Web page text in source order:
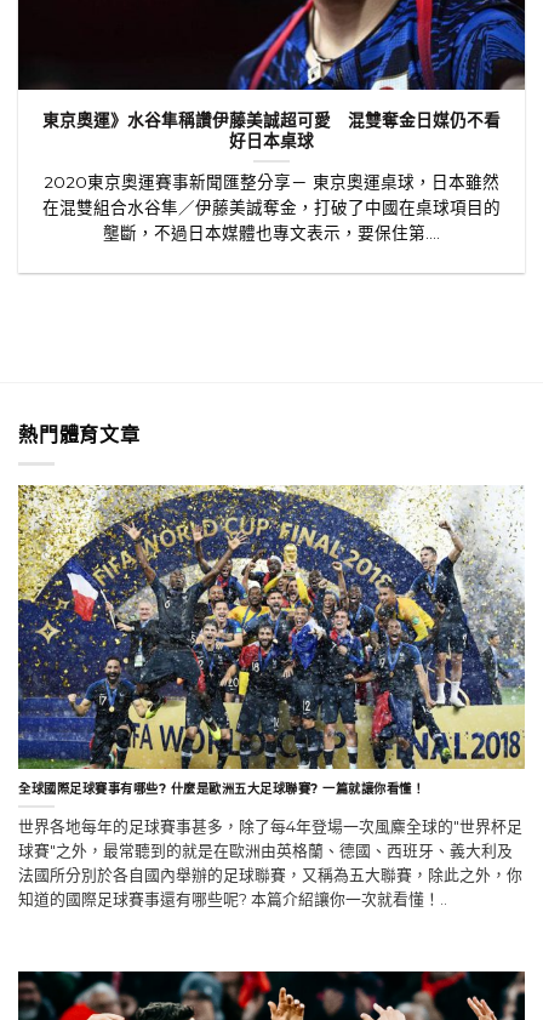
東京奧運》水谷隼稱讚伊藤美誠超可愛 混雙奪金日媒仍不看
好日本桌球
2020東京奧運賽事新聞匯整分享－ 東京奧運桌球，日本雖然
在混雙組合水谷隼／伊藤美誠奪金，打破了中國在桌球項目的
壟斷，不過日本媒體也專文表示，要保住第....
熱門體育文章
全球國際足球賽事有哪些? 什麼是歐洲五大足球聯賽? 一篇就讓你看懂！
世界各地每年的足球賽事甚多，除了每4年登場一次風麋全球的"世界杯足
球賽"之外，最常聽到的就是在歐洲由英格蘭、德國、西班牙、義大利及
法國所分別於各自國內舉辦的足球聯賽，又稱為五大聯賽，除此之外，你
知道的國際足球賽事還有哪些呢? 本篇介紹讓你一次就看懂！..